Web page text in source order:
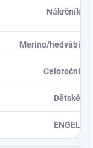
Nákrčník
Merino/hedvábí
Celoroční
Dětské
ENGEL